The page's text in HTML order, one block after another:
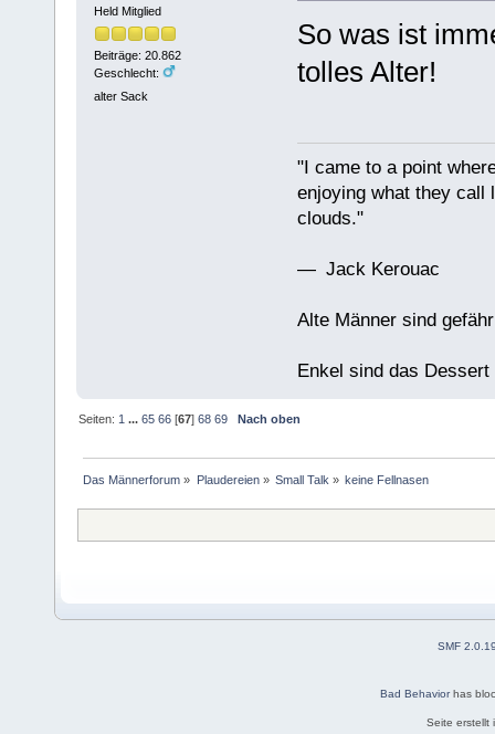
Held Mitglied
Beiträge: 20.862
Geschlecht:
alter Sack
So was ist
tolles Alter!
"I came to a point
enjoying what they call
clouds."
— Jack Kerouac
Alte Männer sind
Enkel sind das Dessert
Seiten: 1 ...65 66 [67]68 69 Nach oben
Das Männerforum » Plaudereien» Small Talk » keine Fellnasen
SMF
Bad Behaviorhas
Seite erstellt